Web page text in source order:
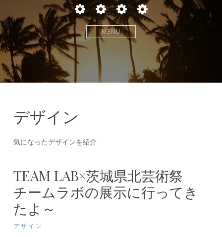
お
店
と
か
パ
ー
マ
と
ヘ
ア
カ
ラ
か
遊
び
MENU
デザイン
気になったデザインを紹介
TEAM LAB×茨城県北芸術祭
チームラボの展示に行ってき
たよ～
デザイン